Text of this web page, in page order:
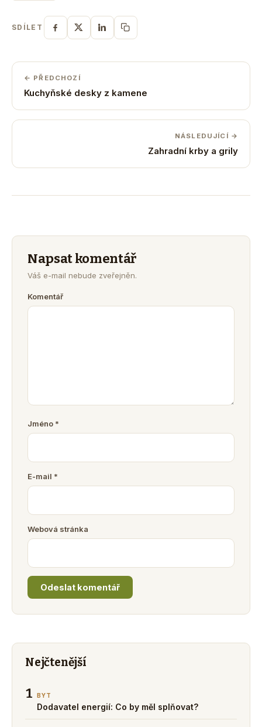
SDÍLET
← PŘEDCHOZÍ
Kuchyňské desky z kamene
NÁSLEDUJÍCÍ →
Zahradní krby a grily
Napsat komentář
Váš e-mail nebude zveřejněn.
Komentář
Jméno *
E-mail *
Webová stránka
Nejčtenější
1 BYT
Dodavatel energií: Co by měl splňovat?